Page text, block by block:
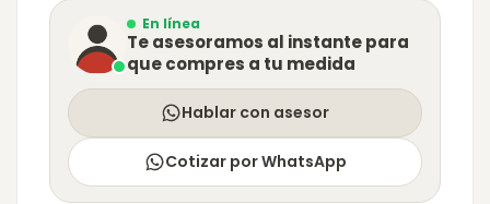
En línea
Te asesoramos al instante para
que compres a tu medida
Hablar con asesor
Cotizar por WhatsApp